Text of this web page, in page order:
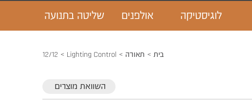
לוגיסטיקה אולפנים שליטה בתנועה
בית תאורה Lighting Control
12/12
השוואת מוצרים